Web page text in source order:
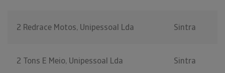
2 Redrace Motos, Unipessoal Lda Sintra
2 Tons E Meio, Unipessoal Lda Sintra